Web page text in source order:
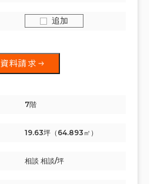
追加
資料請求
7階
19.63坪（64.893㎡）
相談 相談/坪